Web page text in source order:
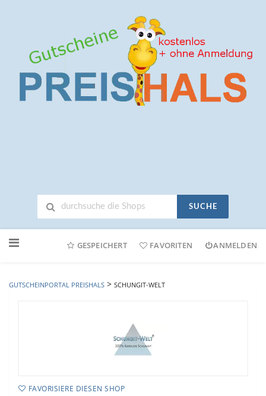
SUCHE
Online-
GESPEICHERT FAVORITEN ANMELDEN
GUTSCHEINPORTAL PREISHALS > SCHUNGIT-WELT
FAVORISIERE DIESEN SHOP